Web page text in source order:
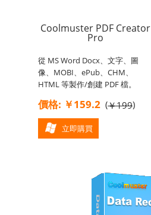
Coolmuster PDF Creator
Pro
從 MS Word Docx、文字、圖
像、MOBI、ePub、CHM、
HTML 等製作/創建 PDF 檔。
價格: ￥159.2 (￥199)
立即購買